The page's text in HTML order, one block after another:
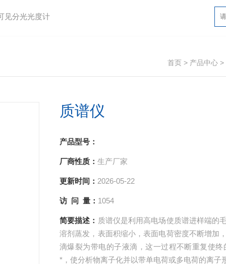
见分光光度计
首页 > 产品中心 >
质谱仪
产品型号：
厂商性质： 生产厂家
更新时间： 2026-05-22
访 问 量： 1054
简要描述： 质谱仪是利用高电场使质谱进样端的
溶剂蒸发，表面积缩小，表面电荷密度不断增加
滴爆裂为带电的子液滴，这一过程不断重复使
*，使分析物离子化并以带单电荷或多电荷的离子